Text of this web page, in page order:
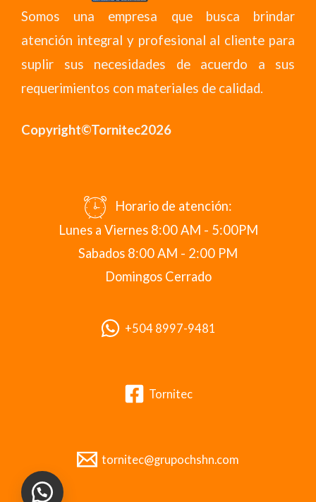
Somos una empresa que busca brindar
atención integral y profesional al cliente para
suplir sus necesidades de acuerdo a sus
requerimientos con materiales de calidad.
Copyright©Tornitec2026
Horario de atención:
Lunes a Viernes 8:00 AM - 5:00PM
Sabados 8:00 AM - 2:00 PM
Domingos Cerrado
+504 8997-9481
Tornitec
tornitec@grupochshn.com